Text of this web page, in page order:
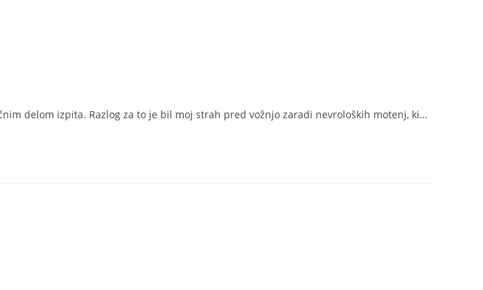
delom izpita. Razlog za to je bil moj strah pred vožnjo zaradi nevroloških motenj, ki…